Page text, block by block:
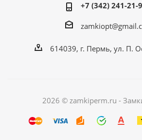
+7 (342) 241-21-
614039, г. Пермь, ул. П.
2026 © zamkiperm.ru -